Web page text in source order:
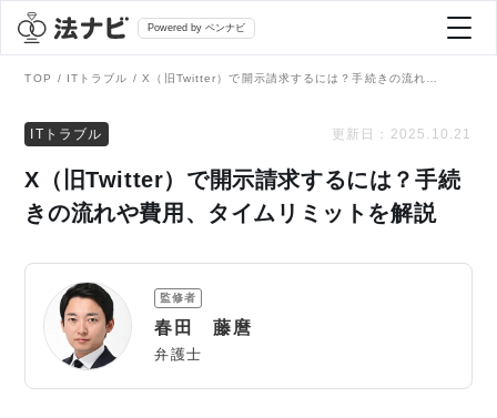
Powered by ベンナビ
全て
刑事事件
債務整理
弁護士を探す
AI Search Premium
TOP ITトラブル
ITトラブル 更新日： 2025.10.21
X（旧Twitter）で開示請求するには？手続
きの流れや費用、タイムリミットを解説
監修者
春田 藤麿
弁護士